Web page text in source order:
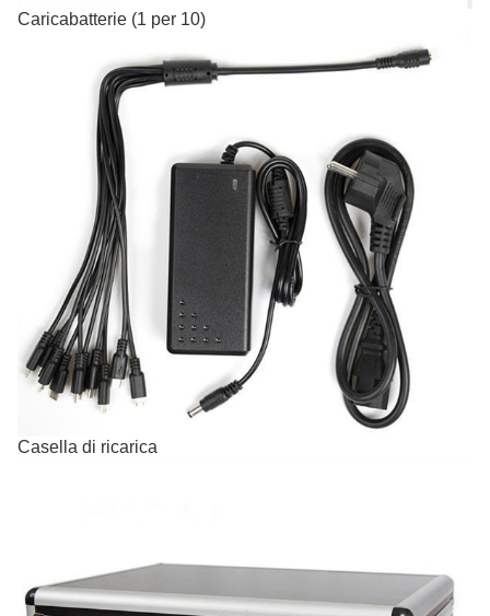
Caricabatterie (1 per 10)
Casella di ricarica